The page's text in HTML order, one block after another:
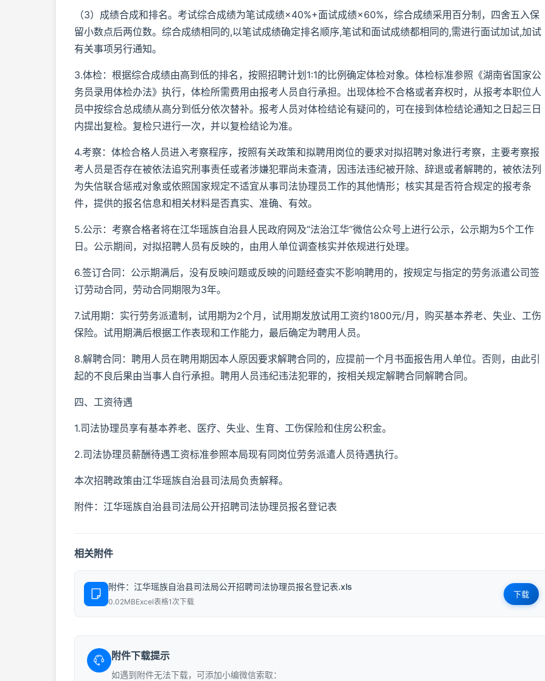
（3）成绩合成和排名。考试综合成绩为笔试成绩×40%+面试成绩×60%，综合成绩采用百分制，四舍五入保
留小数点后两位数。综合成绩相同的,以笔试成绩确定排名顺序,笔试和面试成绩都相同的,需进行面试加试,加试
有关事项另行通知。
3.体检：根据综合成绩由高到低的排名，按照招聘计划1:1的比例确定体检对象。体检标准参照《湖南省国家公
务员录用体检办法》执行，体检所需费用由报考人员自行承担。出现体检不合格或者弃权时，从报考本职位人
员中按综合总成绩从高分到低分依次替补。报考人员对体检结论有疑问的，可在接到体检结论通知之日起三日
内提出复检。复检只进行一次，并以复检结论为准。
4.考察：体检合格人员进入考察程序，按照有关政策和拟聘用岗位的要求对拟招聘对象进行考察，主要考察报
考人员是否存在被依法追究刑事责任或者涉嫌犯罪尚未查清，因违法违纪被开除、辞退或者解聘的，被依法列
为失信联合惩戒对象或依照国家规定不适宜从事司法协理员工作的其他情形；核实其是否符合规定的报考条
件，提供的报名信息和相关材料是否真实、准确、有效。
5.公示：考察合格者将在江华瑶族自治县人民政府网及“法治江华”微信公众号上进行公示，公示期为5个工作
日。公示期间，对拟招聘人员有反映的，由用人单位调查核实并依规进行处理。
6.签订合同：公示期满后，没有反映问题或反映的问题经查实不影响聘用的，按规定与指定的劳务派遣公司签
订劳动合同，劳动合同期限为3年。
7.试用期：实行劳务派遣制，试用期为2个月，试用期发放试用工资约1800元/月，购买基本养老、失业、工伤
保险。试用期满后根据工作表现和工作能力，最后确定为聘用人员。
8.解聘合同：聘用人员在聘用期因本人原因要求解聘合同的，应提前一个月书面报告用人单位。否则，由此引
起的不良后果由当事人自行承担。聘用人员违纪违法犯罪的，按相关规定解聘合同解聘合同。
四、工资待遇
1.司法协理员享有基本养老、医疗、失业、生育、工伤保险和住房公积金。
2.司法协理员薪酬待遇工资标准参照本局现有同岗位劳务派遣人员待遇执行。
本次招聘政策由江华瑶族自治县司法局负责解释。
附件：江华瑶族自治县司法局公开招聘司法协理员报名登记表
相关附件
附件：江华瑶族自治县司法局公开招聘司法协理员报名登记表.xls
0.02MBExcel表格1次下载
下载
附件下载提示
如遇到附件无法下载，可添加小编微信索取：